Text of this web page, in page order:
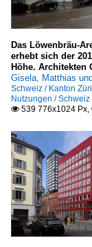
Bauten
Europa
Bauten
Burgen
Das Löwenbräu-
erhebt sich der
Höhe. Architekten
Gisela, Matthias
Schweiz / Kanton
Nutzungen / Schweiz
 539 776x1024 Px,